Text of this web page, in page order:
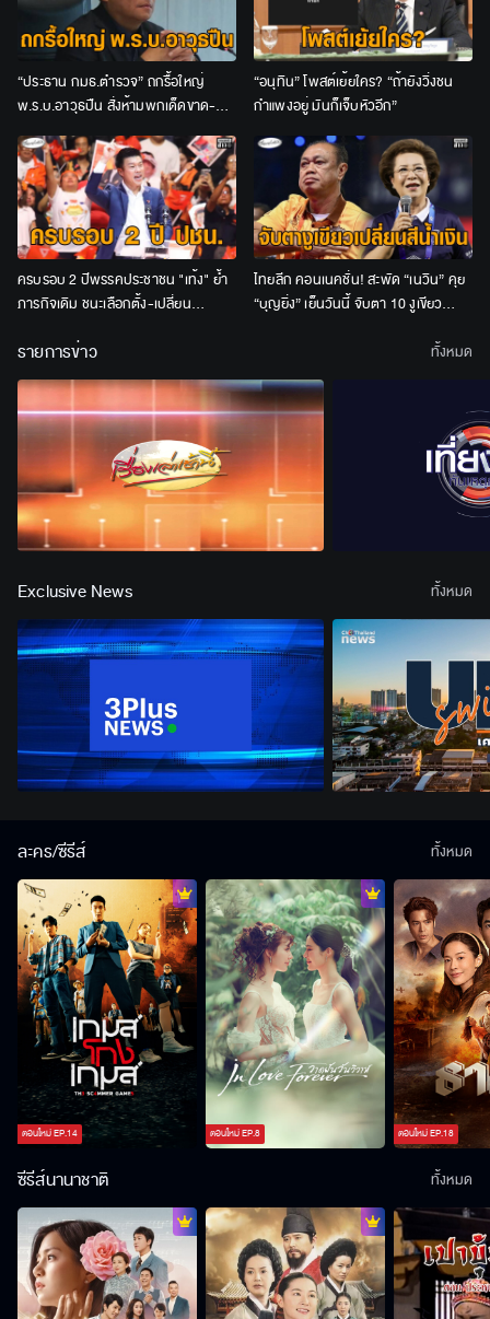
“ประธาน กมธ.ตำรวจ” ถกรื้อใหญ่
พ.ร.บ.อาวุธปืน สั่งห้ามพกเด็ดขาด-
เจ้าของปืนต้องร่วมรับโทษด้วย
“อนุทิน” โพสต์เย้ยใคร? “ถ้ายังวิ่งชน
กำแพงอยู่ มันก็เจ็บหัวอีก”
ครบรอบ 2 ปีพรรคประชาชน "เท้ง" ย้ำ
ภารกิจเดิม ชนะเลือกตั้ง-เปลี่ยน
ไทยลีก คอนเนคชั่น! สะพัด “เนวิน” คุย
“บุญยิ่ง” เย็นวันนี้ จับตา 10 งูเขียว
รายการข่าว ทั้งหมด
Exclusive News ทั้งหมด
ละคร/ซีรีส์
ตอนใหม่EP.14 ตอนใหม่EP.8 ตอนใหม่EP.18
ทั้งหมด
ซีรีส์นานาชาติ ทั้งหมด